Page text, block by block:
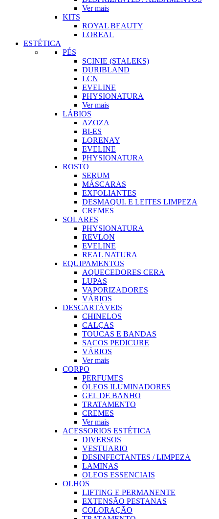
Ver mais
KITS
ROYAL BEAUTY
LOREAL
ESTÉTICA
PÉS
SCINIE (STALEKS)
DURIBLAND
LCN
EVELINE
PHYSIONATURA
Ver mais
LÁBIOS
AZOZA
BI-ES
LORENAY
EVELINE
PHYSIONATURA
ROSTO
SERUM
MÁSCARAS
EXFOLIANTES
DESMAQUI. E LEITES LIMPEZA
CREMES
SOLARES
PHYSIONATURA
REVLON
EVELINE
REAL NATURA
EQUIPAMENTOS
AQUECEDORES CERA
LUPAS
VAPORIZADORES
VÁRIOS
DESCARTÁVEIS
CHINELOS
CALÇAS
TOUCAS E BANDAS
SACOS PEDICURE
VÁRIOS
Ver mais
CORPO
PERFUMES
ÓLEOS ILUMINADORES
GEL DE BANHO
TRATAMENTO
CREMES
Ver mais
ACESSORIOS ESTÉTICA
DIVERSOS
VESTUARIO
DESINFECTANTES / LIMPEZA
LAMINAS
OLEOS ESSENCIAIS
OLHOS
LIFTING E PERMANENTE
EXTENSÃO PESTANAS
COLORAÇÃO